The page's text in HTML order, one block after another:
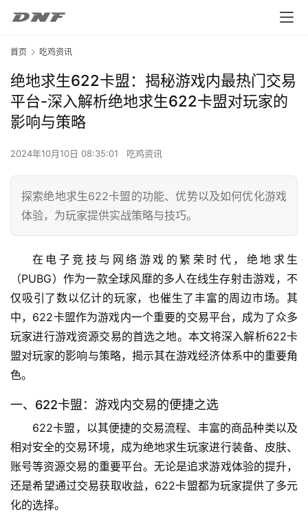
首页 吃鸡资讯
绝地求生622卡盟：揭秘游戏内最热门交易
平台-深入解析绝地求生622卡盟对玩家的
影响与策略
2024年10月10日 08:35:01 吃鸡资讯
探索绝地求生622卡盟的功能、优势以及如何优化游戏
体验，为玩家提供实战策略与技巧。
在电子竞技与网络游戏的繁荣时代，绝地求生
（PUBG）作为一款全球风靡的多人在线生存射击游戏，不
仅吸引了数以亿计的玩家，也催生了丰富的周边市场。其
中，622卡盟作为游戏内一个重要的交易平台，成为了众多
玩家进行游戏资源交易的首选之地。本文将深入解析622卡
盟对玩家的影响与策略，揭示其在游戏经济体系中的重要角
色。
一、622卡盟：游戏内交易的便捷之选
622卡盟，以其便捷的交易流程、丰富的商品种类以及
相对安全的交易环境，成为绝地求生玩家进行装备、皮肤、
账号等资源交易的重要平台。无论是追求游戏体验的提升，
还是希望通过交易获取收益，622卡盟都为玩家提供了多元
化的选择。